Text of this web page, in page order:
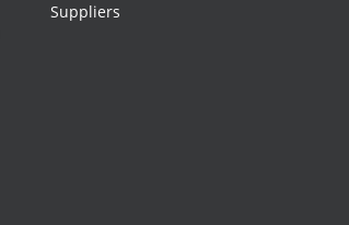
Suppliers